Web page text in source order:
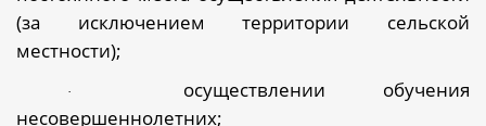
(за исключением территории сельской
местности);
·
осуществлении обучения
несовершеннолетних;